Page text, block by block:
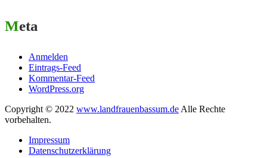
Meta
Anmelden
Eintrags-Feed
Kommentar-Feed
WordPress.org
Copyright © 2022 www.landfrauenbassum.de Alle Rechte
vorbehalten.
Impressum
Datenschutzerklärung